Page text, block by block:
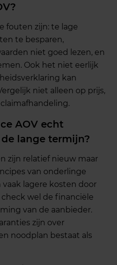
fouten zijn: te lage
te besparen,
niet goed lezen, en
Ook het niet eerlijk
kan
niet alleen op prijs,
AOV echt
lange termijn?
zijn relatief nieuw maar
van onderlinge
lagere kosten door
wel de financiële
van de aanbieder.
zijn over
noodplan bestaat als